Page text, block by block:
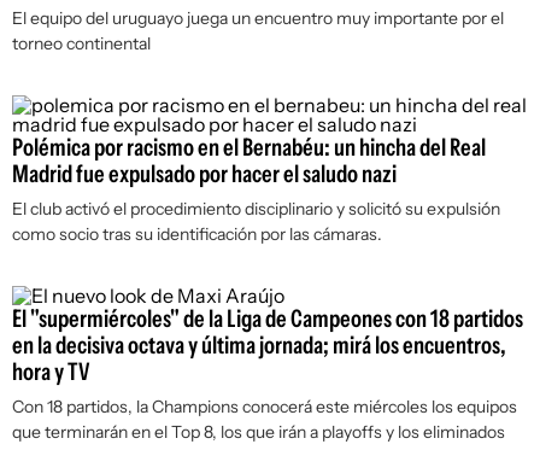
El equipo del uruguayo juega un encuentro muy importante por el
torneo continental
Polémica por racismo en el Bernabéu: un hincha del Real
Madrid fue expulsado por hacer el saludo nazi
El club activó el procedimiento disciplinario y solicitó su expulsión
como socio tras su identificación por las cámaras.
El "supermiércoles" de la Liga de Campeones con 18 partidos
en la decisiva octava y última jornada; mirá los encuentros,
hora y TV
Con 18 partidos, la Champions conocerá este miércoles los equipos
que terminarán en el Top 8, los que irán a playoffs y los eliminados